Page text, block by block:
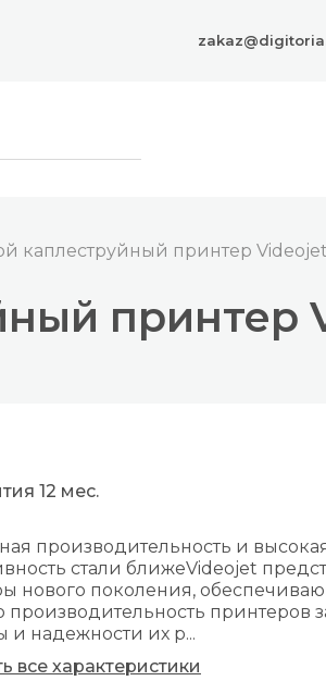
каплеструйный принтер
принтер
12 мес.
производительность и
стали ближеVideojet
нового поколения,
производительность принтеров
и надежности их р...
все характеристики